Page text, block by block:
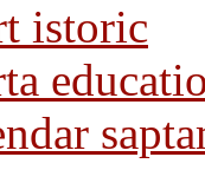
istoric